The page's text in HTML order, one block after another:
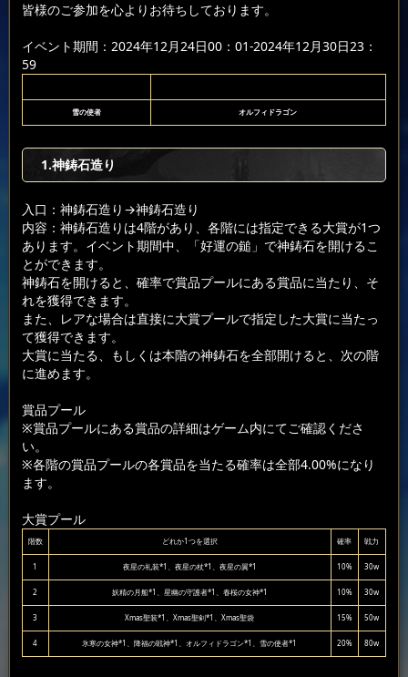
皆様のご参加を心よりお待ちしております。
イベント期間：2024年12月24日00：01-2024年12月30日23：
59
雪の使者 オルフィドラゴン
1.神鋳石造り
入口：神鋳石造り →神鋳石造り
内容：神鋳石造りは4階があり、各階には指定できる大賞が1つ
あります。イベント期間中、「好運の鎚」で神鋳石を開けるこ
とができます。
神鋳石を開けると、確率で賞品プールにある賞品に当たり、そ
れを獲得できます。
また、レアな場合は直接に大賞プールで指定した大賞に当たっ
て獲得できます。
大賞に当たる、もしくは本階の神鋳石を全部開けると、次の階
に進めます。
賞品プール
※賞品プールにある賞品の詳細はゲーム内にてご確認くださ
い。
※各階の賞品プールの各賞品を当たる確率は全部4.00%になり
ます。
大賞プール
階数 どれか1つを選択 確率 戦力
1 夜星の礼装*1、夜星の杖*1、夜星の翼*1 10% 30w
2 妖精の月船*1、星幽の守護者*1、春桜の女神*1 10% 30w
3 Xmas聖装*1、Xmas聖剣*1、Xmas聖袋 15% 50w
4 氷寒の女神*1、降福の戦神*1、オルフィドラゴン*1、雪の使者*1 20% 80w